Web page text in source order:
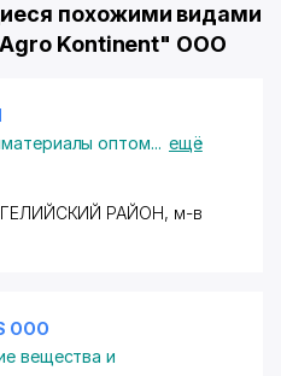
похожими видами
Kontinent" ООО
оптом... ещё
РАЙОН, м-в
ООО
вещества и